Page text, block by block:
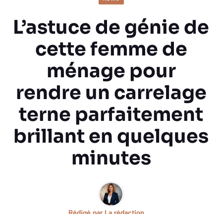
L’astuce de génie de
cette femme de
ménage pour
rendre un carrelage
terne parfaitement
brillant en quelques
minutes